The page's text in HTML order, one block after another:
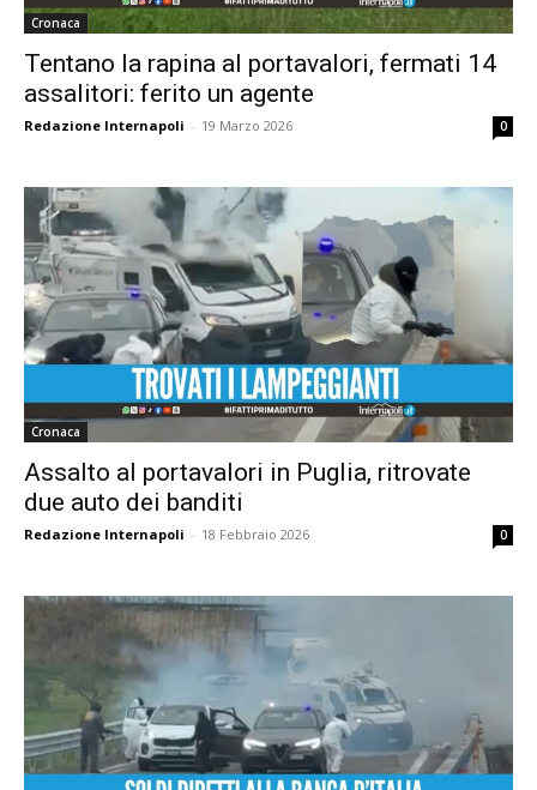
Cronaca
Tentano la rapina al portavalori, fermati 14
assalitori: ferito un agente
Redazione Internapoli - 19 Marzo 2026 0
Cronaca
Assalto al portavalori in Puglia, ritrovate
due auto dei banditi
Redazione Internapoli - 18 Febbraio 2026 0